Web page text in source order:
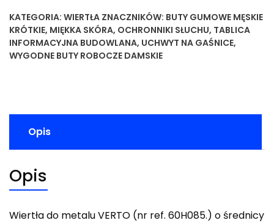
KATEGORIA: WIERTŁA ZNACZNIKÓW: BUTY GUMOWE MĘSKIE
KRÓTKIE, MIĘKKA SKÓRA, OCHRONNIKI SŁUCHU, TABLICA
INFORMACYJNA BUDOWLANA, UCHWYT NA GAŚNICE,
WYGODNE BUTY ROBOCZE DAMSKIE
Opis
Opis
Wiertła do metalu VERTO (nr ref. 60H085.) o średnicy